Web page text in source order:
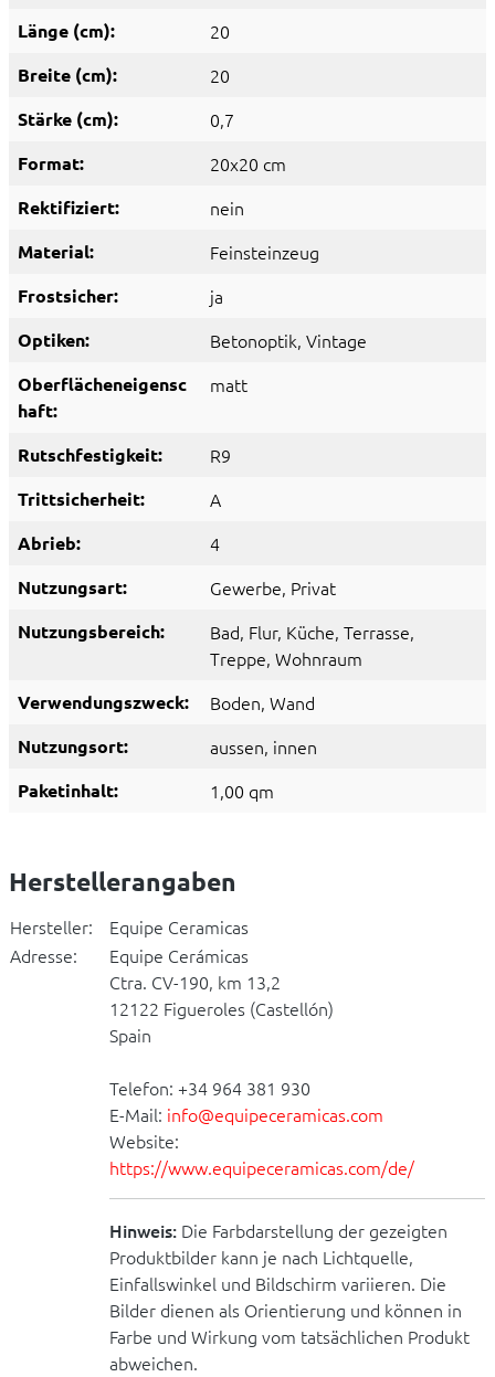
Länge (cm): 20
Breite (cm): 20
Stärke (cm): 0,7
Format: 20x20 cm
Rektifiziert: nein
Material: Feinsteinzeug
Frostsicher: ja
Optiken: Betonoptik, Vintage
Oberflächeneigensc
haft:
matt
Rutschfestigkeit: R9
Trittsicherheit: A
Abrieb: 4
Nutzungsart: Gewerbe, Privat
Nutzungsbereich: Bad, Flur, Küche, Terrasse,
Treppe, Wohnraum
Verwendungszweck: Boden, Wand
Nutzungsort: aussen, innen
Paketinhalt: 1,00 qm
Herstellerangaben
Hersteller:
Equipe Ceramicas
Adresse:
Equipe Cerámicas
Ctra. CV-190, km 13,2
12122 Figueroles (Castellón)
Spain
Telefon: +34 964 381 930
E-Mail: info@equipeceramicas.com
Website:
https://www.equipeceramicas.com/de/
Hinweis: Die Farbdarstellung der gezeigten
Produktbilder kann je nach Lichtquelle,
Einfallswinkel und Bildschirm variieren. Die
Bilder dienen als Orientierung und können in
Farbe und Wirkung vom tatsächlichen Produkt
abweichen.